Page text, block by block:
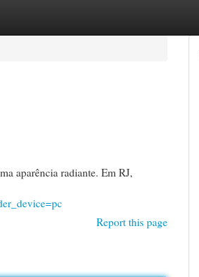
aparência radiante. Em RJ,
Report this page